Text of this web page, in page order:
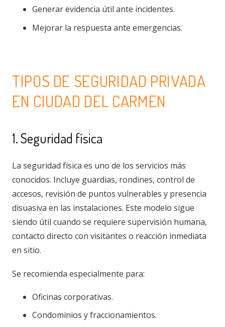
Generar evidencia útil ante incidentes.
Mejorar la respuesta ante emergencias.
TIPOS DE SEGURIDAD PRIVADA
EN CIUDAD DEL CARMEN
1. Seguridad física
La seguridad física es uno de los servicios más
conocidos. Incluye guardias, rondines, control de
accesos, revisión de puntos vulnerables y presencia
disuasiva en las instalaciones. Este modelo sigue
siendo útil cuando se requiere supervisión humana,
contacto directo con visitantes o reacción inmediata
en sitio.
Se recomienda especialmente para:
Oficinas corporativas.
Condominios y fraccionamientos.